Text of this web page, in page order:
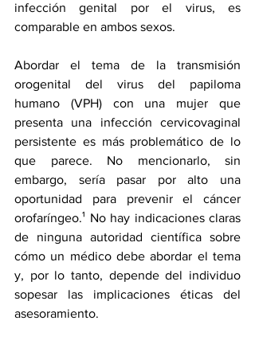
infección genital por el virus, es
comparable en ambos sexos.
Abordar el tema de la transmisión
orogenital del virus del papiloma
humano (VPH) con una mujer que
presenta una infección cervicovaginal
persistente es más problemático de lo
que parece. No mencionarlo, sin
embargo, sería pasar por alto una
oportunidad para prevenir el cáncer
orofaríngeo.¹ No hay indicaciones claras
de ninguna autoridad científica sobre
cómo un médico debe abordar el tema
y, por lo tanto, depende del individuo
sopesar las implicaciones éticas del
asesoramiento.